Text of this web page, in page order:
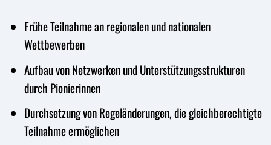
Frühe Teilnahme an regionalen und nationalen
Wettbewerben
Aufbau von Netzwerken und Unterstützungsstrukturen
durch Pionierinnen
Durchsetzung von Regeländerungen, die gleichberechtigte
Teilnahme ermöglichen